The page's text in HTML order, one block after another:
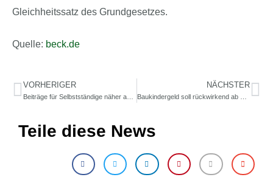
Gleichheitssatz des Grundgesetzes.
Quelle: beck.de
VORHERIGER NÄCHSTER
Teile diese News